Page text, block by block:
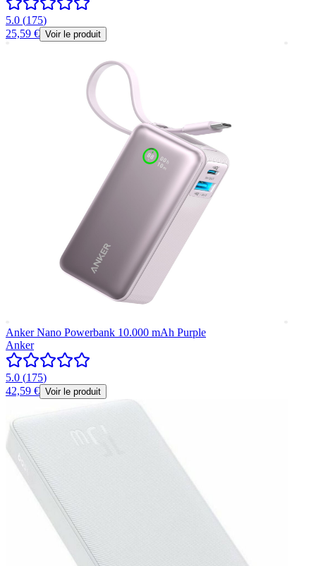
5.0 (175)
25,59 € Voir le produit
Anker Nano Powerbank 10.000 mAh Purple
Anker
5.0 (175)
42,59 € Voir le produit